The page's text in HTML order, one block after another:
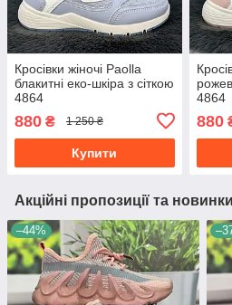
Кросівки жіночі Paolla
блакитні еко-шкіра з сіткою
4864
880 ₴ 1 250 ₴
Купити
4864
880
Акційні пропозиції та новинки
–44%